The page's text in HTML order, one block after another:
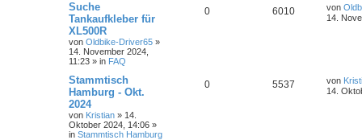
Suche
Tankaufkleber für
XL500R
von Oldbike-Driver65 »
14. November 2024,
11:23 » in FAQ
0 6010 von
14.
Stammtisch
Hamburg - Okt.
2024
von Kristian » 14.
Oktober 2024, 14:06 »
in Stammtisch Hamburg
0 5537 von
14.